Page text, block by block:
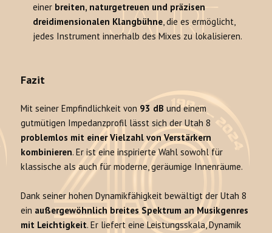
einer breiten, naturgetreuen und präzisen
dreidimensionalen Klangbühne, die es ermöglicht,
jedes Instrument innerhalb des Mixes zu lokalisieren.
Fazit
Mit seiner Empfindlichkeit von 93 dB und einem
gutmütigen Impedanzprofil lässt sich der Utah 8
problemlos mit einer Vielzahl von Verstärkern
kombinieren. Er ist eine inspirierte Wahl sowohl für
klassische als auch für moderne, geräumige Innenräume.
Dank seiner hohen Dynamikfähigkeit bewältigt der Utah 8
ein außergewöhnlich breites Spektrum an Musikgenres
mit Leichtigkeit. Er liefert eine Leistungsskala, Dynamik